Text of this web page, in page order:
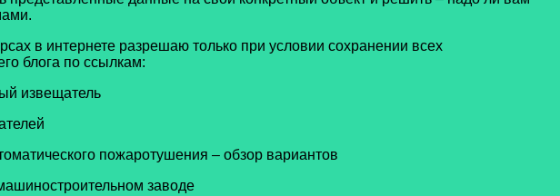
в интернете разрешаю только при условии сохранении всех
блога по ссылкам:
извещатель
пожаротушения – обзор вариантов
заводе